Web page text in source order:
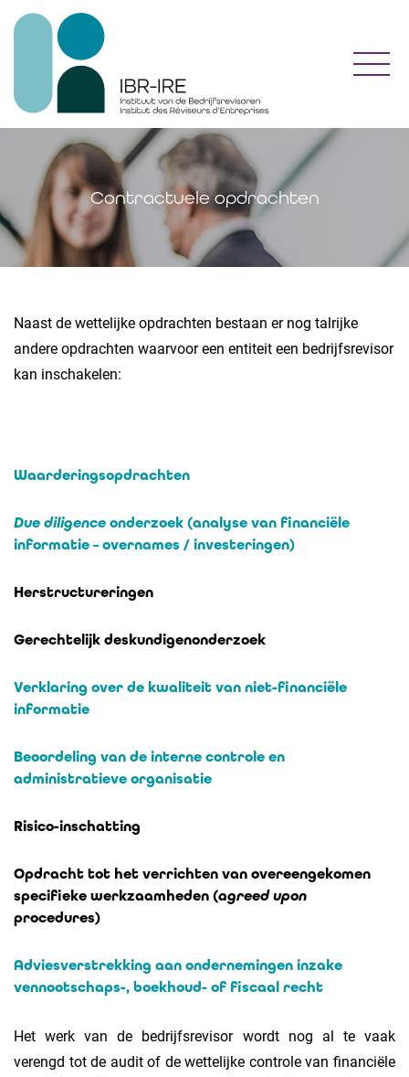
Contractuele opdrachten
Naast de wettelijke opdrachten bestaan er nog talrijke
andere opdrachten waarvoor een entiteit een bedrijfsrevisor
kan inschakelen:
Waarderingsopdrachten
Due diligence onderzoek (analyse van financiële
informatie – overnames / investeringen)
Herstructureringen
Gerechtelijk deskundigenonderzoek
Verklaring over de kwaliteit van niet-financiële
informatie
Beoordeling van de interne controle en
administratieve organisatie
Risico-inschatting
Opdracht tot het verrichten van overeengekomen
specifieke werkzaamheden (agreed upon
procedures)
Adviesverstrekking aan ondernemingen inzake
vennootschaps-, boekhoud- of fiscaal recht
Het werk van de bedrijfsrevisor wordt nog al te vaak
verengd tot de audit of de wettelijke controle van financiële